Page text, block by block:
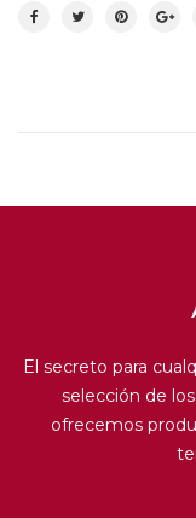
El secreto para
selección de
ofrecemos